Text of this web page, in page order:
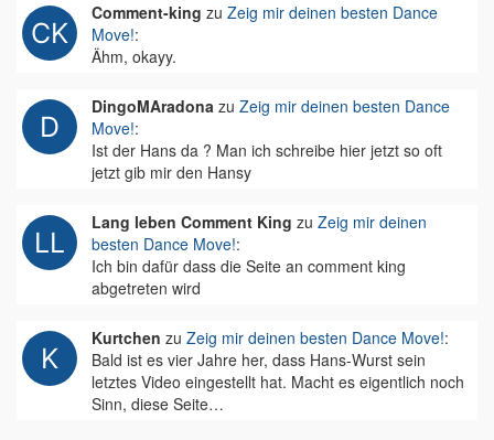
Comment-king zu Zeig mir deinen besten Dance
Move!:
Ähm, okayy.
DingoMAradona zu Zeig mir deinen besten Dance
Move!:
Ist der Hans da ? Man ich schreibe hier jetzt so oft
jetzt gib mir den Hansy
Lang leben Comment King zu Zeig mir deinen
besten Dance Move!:
Ich bin dafür dass die Seite an comment king
abgetreten wird
Kurtchen zu Zeig mir deinen besten Dance Move!:
Bald ist es vier Jahre her, dass Hans-Wurst sein
letztes Video eingestellt hat. Macht es eigentlich noch
Sinn, diese Seite…